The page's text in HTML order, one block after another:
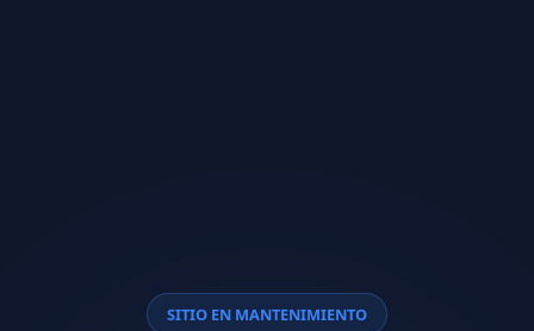
SITIO EN MANTENIMIENTO